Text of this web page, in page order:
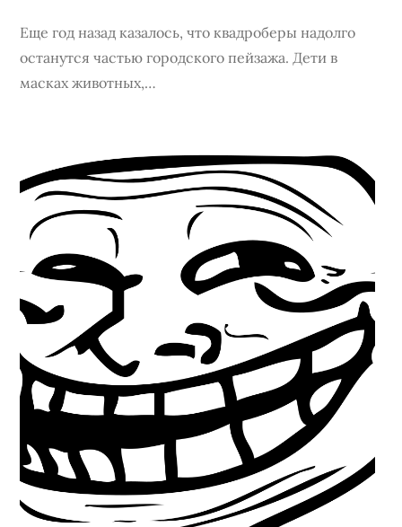
Еще год назад казалось, что квадроберы надолго
останутся частью городского пейзажа. Дети в
масках животных,…